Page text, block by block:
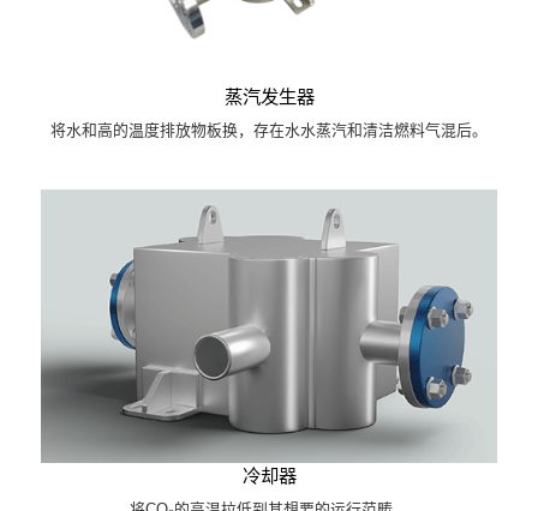
蒸汽发生器
将水和高的温度排放物板换，存在水水蒸汽和清洁燃料气混后。
冷却器